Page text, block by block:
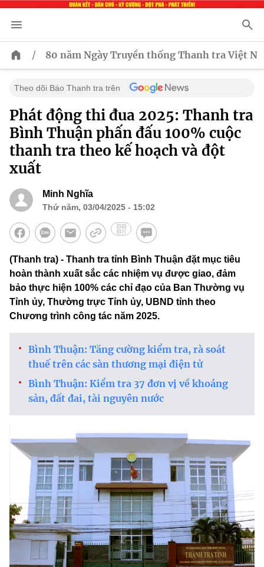
/ 80 năm Ngày Truyền thống Thanh tra Việt
Theo dõi Báo Thanh tra trên
Phát động thi đua 2025: Thanh tra
Bình Thuận phấn đấu 100% cuộc
thanh tra theo kế hoạch và đột
xuất
Minh Nghĩa
Thứ năm, 03/04/2025 - 15:02
(Thanh tra) - Thanh tra tỉnh Bình Thuận đặt mục tiêu
hoàn thành xuất sắc các nhiệm vụ được giao, đảm
bảo thực hiện 100% các chỉ đạo của Ban Thường vụ
Tỉnh ủy, Thường trực Tỉnh ủy, UBND tỉnh theo
Chương trình công tác năm 2025.
Bình Thuận: Tăng cường kiểm tra, rà soát
thuế trên các sàn thương mại điện tử
Bình Thuận: Kiểm tra 37 đơn vị về khoáng
sản, đất đai, tài nguyên nước